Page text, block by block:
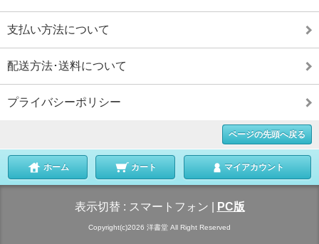
支払い方法について
配送方法･送料について
プライバシーポリシー
ページの先頭へ戻る
ホーム カート マイアカウント
表示切替 : スマートフォン PC版
Copyright(c)2026 洋書堂 All Right Reserved